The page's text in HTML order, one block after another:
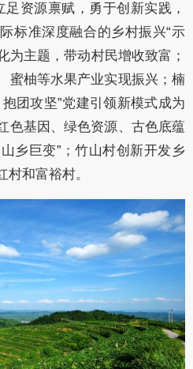
资源禀赋，勇于创新实践，
标准深度融合的乡村振兴“示
为主题，带动村民增收致富；
蜜柚等水果产业实现振兴；楠
团攻坚”党建引领新模式成为
色基因、绿色资源、古色底蕴
乡巨变”；竹山村创新开发乡
和富裕村。